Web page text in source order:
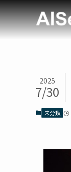
2025
7/30
未分類